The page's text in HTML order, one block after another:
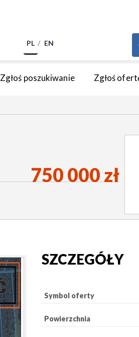
PL EN
Zgłoś poszukiwanie Zgłoś
750 000 zł
SZCZEGÓŁY
Symbol oferty
Powierzchnia